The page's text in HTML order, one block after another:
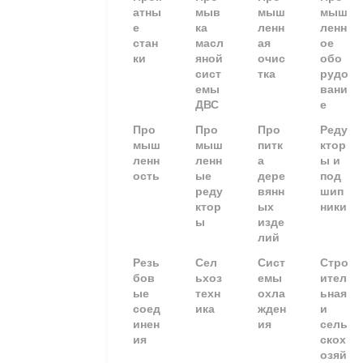
атны
е
стан
ки
мыв
ка
масл
яной
сист
емы
ДВС
мыш
ленн
ая
очис
тка
мыш
ленн
ое
обо
рудо
вани
е
Про
мыш
ленн
ость
Про
мыш
ленн
ые
реду
ктор
ы
Про
питк
а
дере
вянн
ых
изде
лий
Реду
ктор
ы и
под
шип
ники
Резь
бов
ые
соед
инен
ия
Сел
ьхоз
техн
ика
Сист
емы
охла
жден
ия
Стро
ител
ьная
и
сель
скох
озяй